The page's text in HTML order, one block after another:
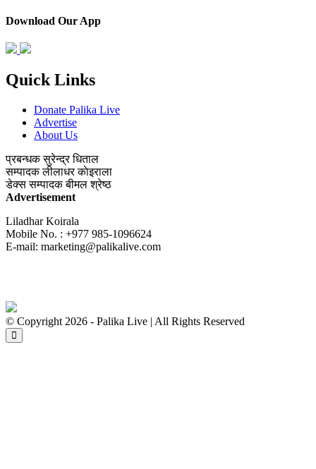
Download Our App
Quick Links
Donate Palika Live
Advertise
About Us
प्रबन्धकसुरेन्द्र धिताल
सम्पादकलीलाधर काेइराला
डेक्स सम्पादकबीमल श्रेष्ठ
Advertisement
Liladhar Koirala
Mobile No. : +977 985-1096624
E-mail: marketing@palikalive.com
© Copyright 2026 - Palika Live | All Rights Reserved